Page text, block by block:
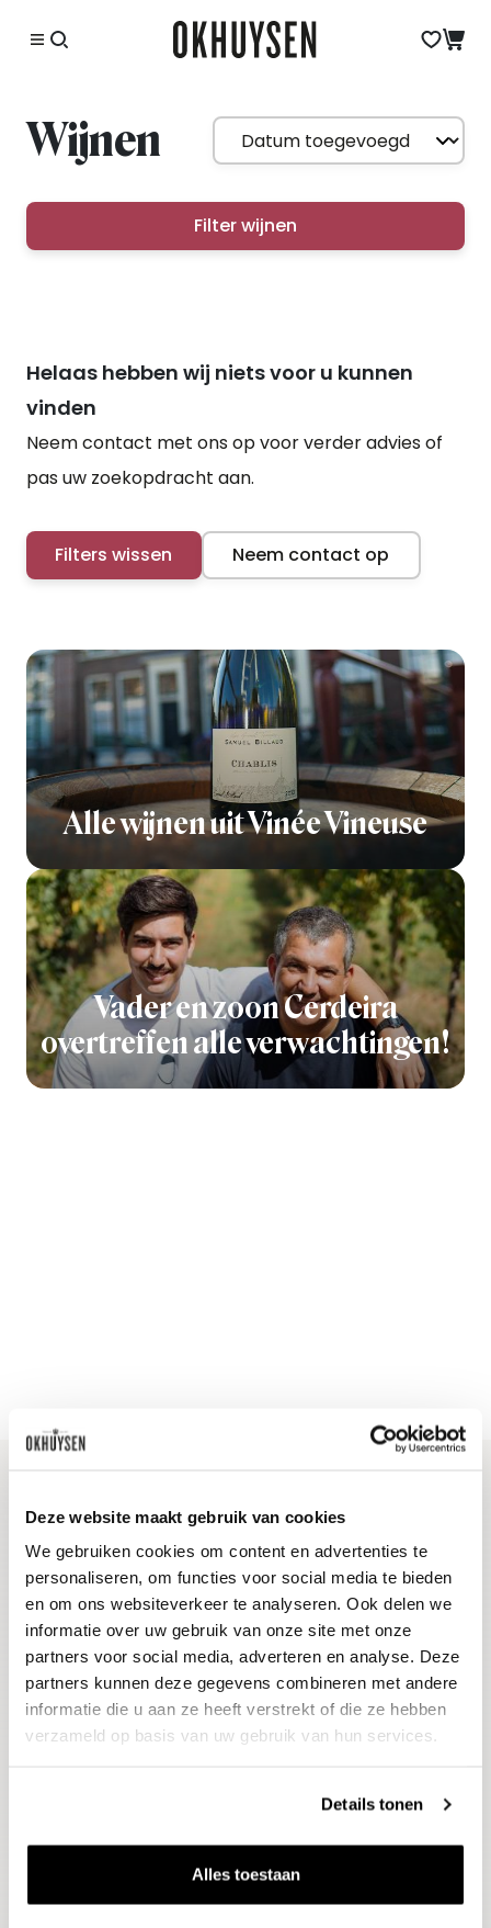
Deze website maakt gebruik van cookies
We gebruiken cookies om content en advertenties te
personaliseren, om functies voor social media te bieden
en om ons websiteverkeer te analyseren. Ook delen we
informatie over uw gebruik van onze site met onze
partners voor social media, adverteren en analyse. Deze
partners kunnen deze gegevens combineren met andere
informatie die u aan ze heeft verstrekt of die ze hebben
verzameld op basis van uw gebruik van hun services.
Details tonen
Alles toestaan
Wijnen
Filter wijnen
Helaas hebben wij niets voor u kunnen
vinden
Neem contact met ons op voor verder advies of
pas uw zoekopdracht aan.
Filters wissen Neem contact op
Alle wijnen uit Vinée Vineuse
Vader en zoon Cerdeira
overtreffen alle verwachtingen!
Blijf op de hoogte
Ontvang het laatste wijnnieuws, proeverijen en
evenementen
E-mailadres
Aanmelden